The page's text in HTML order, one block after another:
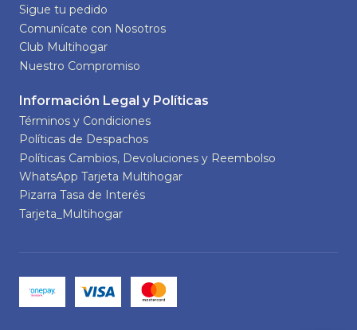
Sigue tu pedido
Comunícate con Nosotros
Club Multihogar
Nuestro Compromiso
Información Legal y Políticas
Términos y Condiciones
Políticas de Despachos
Políticas Cambios, Devoluciones y Reembolso
WhatsApp Tarjeta Multihogar
Pizarra Tasa de Interés
Tarjeta_Multihogar